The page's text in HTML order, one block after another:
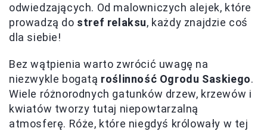
odwiedzających. Od malowniczych alejek, które
prowadzą do stref relaksu, każdy znajdzie coś
dla siebie!
Bez wątpienia warto zwrócić uwagę na
niezwykle bogatą roślinność Ogrodu Saskiego.
Wiele różnorodnych gatunków drzew, krzewów i
kwiatów tworzy tutaj niepowtarzalną
atmosferę. Róże, które niegdyś królowały w tej